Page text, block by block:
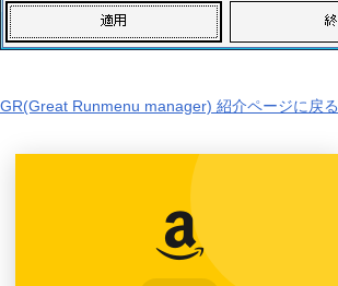
GR(Great Runmenu manager) 紹介ページに戻る